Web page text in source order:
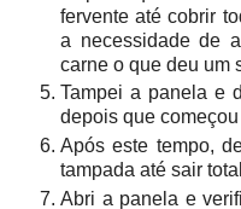
fervente até cobrir
a necessidade de
carne o que deu um
Tampei a panela e
depois que começou
Após este tempo,
tampada até sair
Abri a panela e